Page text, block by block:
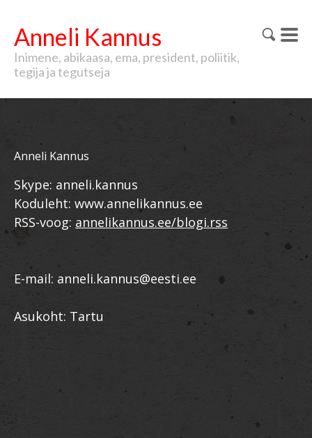
Anneli Kannus
Inimene, abikaasa, ema, president, poliitik,
tegija ja tegutseja
Anneli Kannus
Skype: anneli.kannus
Koduleht: www.annelikannus.ee
RSS-voog: annelikannus.ee/blogi.rss
E-mail: anneli.kannus@eesti.ee
Asukoht: Tartu